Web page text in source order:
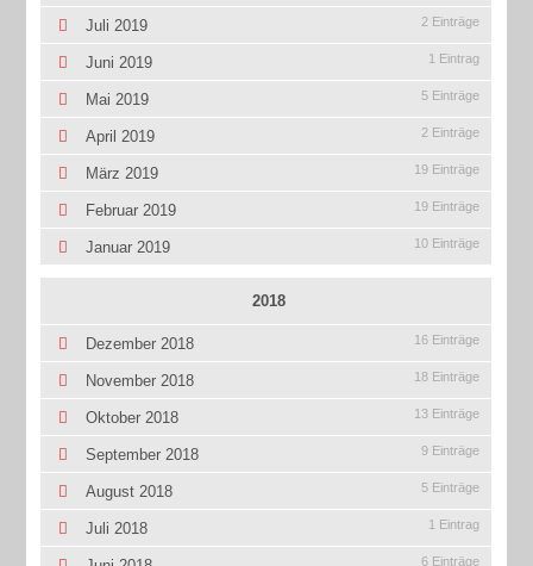
Juli 2019 2 Einträge
Juni 2019 1 Eintrag
Mai 2019 5 Einträge
April 2019 2 Einträge
März 2019 19 Einträge
Februar 2019 19 Einträge
Januar 2019 10 Einträge
2018
Dezember 2018 16 Einträge
November 2018 18 Einträge
Oktober 2018 13 Einträge
September 2018 9 Einträge
August 2018 5 Einträge
Juli 2018 1 Eintrag
6 Einträge